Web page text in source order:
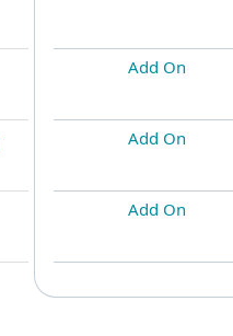
Add On
Add On
Add On